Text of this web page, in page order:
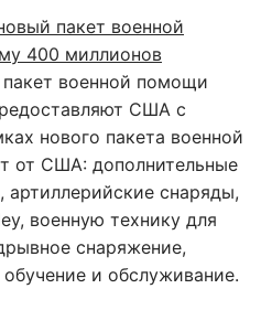
пакет военной
400 миллионов
военной помощи
США с
нового пакета военной
от США: дополнительные
артиллерийские снаряды,
военную технику для
снаряжение,
и обслуживание.